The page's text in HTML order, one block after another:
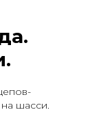
шасси.